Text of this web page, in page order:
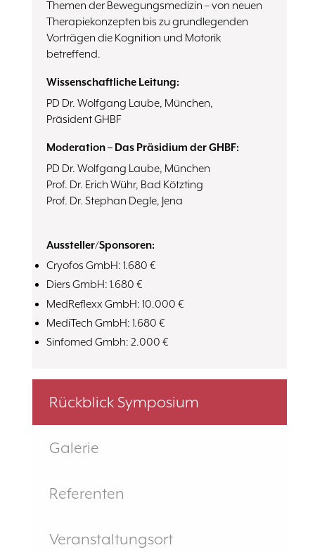
Themen der Bewegungsmedizin – von neuen
Therapiekonzepten bis zu grundlegenden
Vorträgen die Kognition und Motorik
betreffend.
Wissenschaftliche Leitung:
PD Dr. Wolfgang Laube, München,
Präsident GHBF
Moderation – Das Präsidium der GHBF:
PD Dr. Wolfgang Laube, München
Prof. Dr. Erich Wühr, Bad Kötzting
Prof. Dr. Stephan Degle, Jena
Aussteller/Sponsoren:
Cryofos GmbH: 1.680 €
Diers GmbH: 1.680 €
MedReflexx GmbH: 10.000 €
MediTech GmbH: 1.680 €
Sinfomed Gmbh: 2.000 €
Rückblick Symposium
Galerie
Referenten
Veranstaltungsort